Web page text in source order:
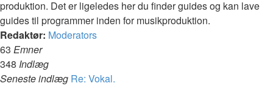
produktion. Det er ligeledes her du finder guides og kan lave
guides til programmer inden for musikproduktion.
Redaktør: Moderators
63 Emner
348 Indlæg
Seneste indlæg Re: Vokal.